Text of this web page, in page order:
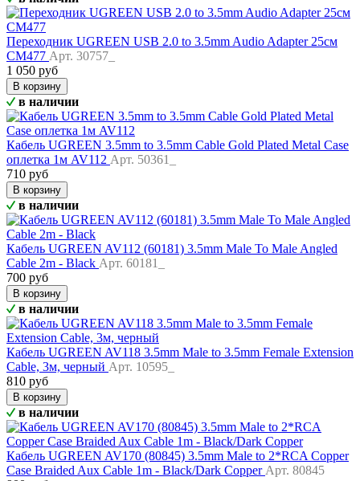
Переходник UGREEN USB 2.0 to 3.5mm Audio Adapter 25см
CM477 Арт. 30757_
1 050 руб
В корзину
в наличии
Кабель UGREEN 3.5mm to 3.5mm Cable Gold Plated Metal Case
оплетка 1м AV112 Арт. 50361_
710 руб
В корзину
в наличии
Кабель UGREEN AV112 (60181) 3.5mm Male To Male Angled
Cable 2m - Black Арт. 60181_
700 руб
В корзину
в наличии
Кабель UGREEN AV118 3.5mm Male to 3.5mm Female Extension
Cable, 3м, черный Арт. 10595_
810 руб
В корзину
в наличии
Кабель UGREEN AV170 (80845) 3.5mm Male to 2*RCA Copper
Case Braided Aux Cable 1m - Black/Dark CopperАрт. 80845